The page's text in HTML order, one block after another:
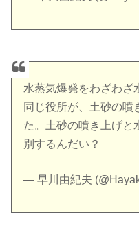
水蒸気爆発をわざわざ
同じ役所が、土砂の噴
た。土砂の噴き上げと
別するんだい？
— 早川由紀夫